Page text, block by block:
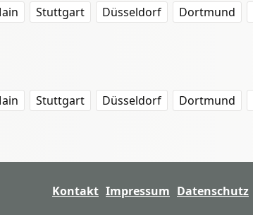
Stuttgart Düsseldorf Dortmund
Stuttgart Düsseldorf Dortmund
Kontakt Impressum Datenschutz